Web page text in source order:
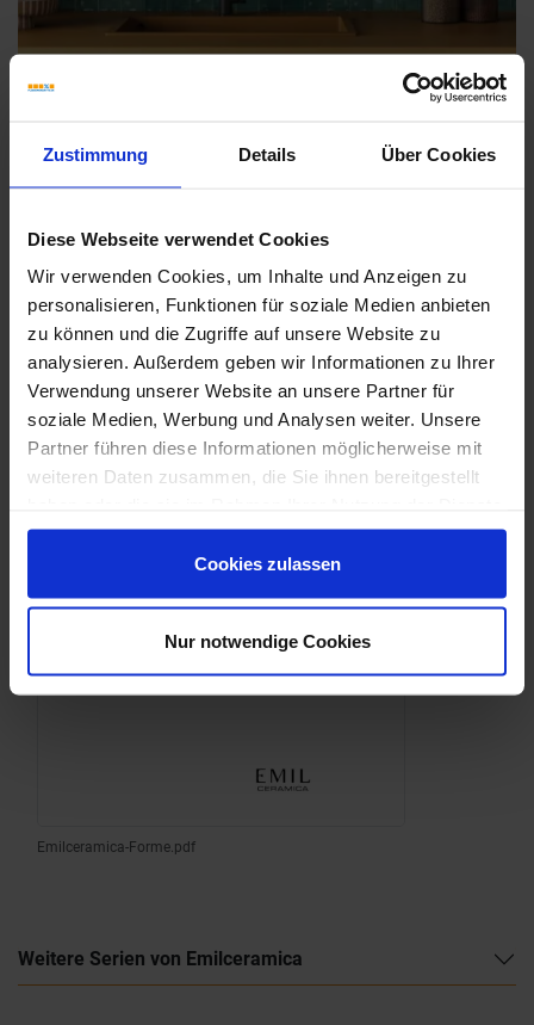
Zustimmung Details Über Cookies
Diese Webseite verwendet Cookies
Wir verwenden Cookies, um Inhalte und Anzeigen zu
personalisieren, Funktionen für soziale Medien anbieten
zu können und die Zugriffe auf unsere Website zu
analysieren. Außerdem geben wir Informationen zu Ihrer
Verwendung unserer Website an unsere Partner für
soziale Medien, Werbung und Analysen weiter. Unsere
Partner führen diese Informationen möglicherweise mit
weiteren Daten zusammen, die Sie ihnen bereitgestellt
gesammelt haben.
Cookies zulassen
Nur notwendige Cookies
Downloads
Emilceramica-Forme.pdf
Weitere Serien von Emilceramica